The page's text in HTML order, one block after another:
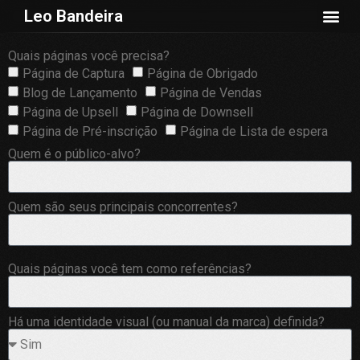
Leo Bandeira
Quais páginas você precisa?
Página de Captura
Página de Obrigado
Blog de Lançamento
Página de Vendas
Página de Upsell
Página de Downsell
Página de Pré-inscrição
Página de Lista de espera
Quem é o público-alvo?
Quem são seus principais concorrentes?
Quais páginas você tem como referências?
Há uma identidade visual (ou manual da marca) definida?